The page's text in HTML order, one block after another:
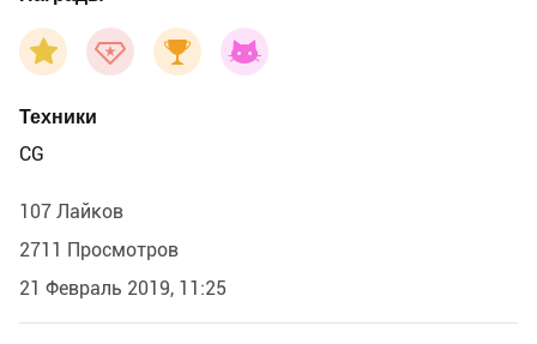
Техники
CG
107 Лайков
2711 Просмотров
21 Февраль 2019, 11:25